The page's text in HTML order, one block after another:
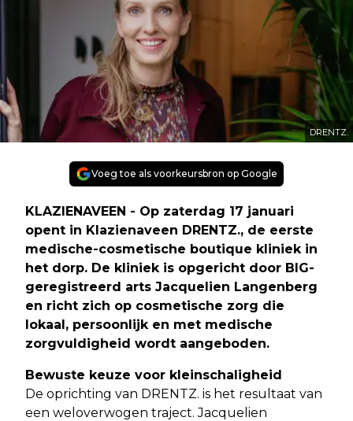
DRENTZ.
Voeg toe als voorkeursbron op Google
KLAZIENAVEEN - Op zaterdag 17 januari
opent in Klazienaveen DRENTZ., de eerste
medische-cosmetische boutique kliniek in
het dorp. De kliniek is opgericht door BIG-
geregistreerd arts Jacquelien Langenberg
en richt zich op cosmetische zorg die
lokaal, persoonlijk en met medische
zorgvuldigheid wordt aangeboden.
Bewuste keuze voor kleinschaligheid
De oprichting van DRENTZ. is het resultaat van
een weloverwogen traject. Jacquelien